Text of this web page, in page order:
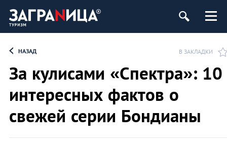
НАЗАД В ЗАКЛАДКИ
За кулисами «Спектра»: 10
интересных фактов о
свежей серии Бондианы